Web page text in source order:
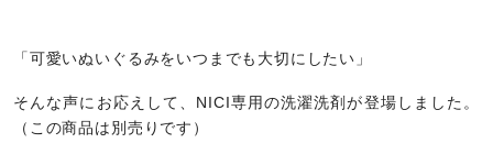
「可愛いぬいぐるみをいつまでも大切にしたい」
そんな声にお応えして、NICI専用の洗濯洗剤が登場しました。
（この商品は別売りです）